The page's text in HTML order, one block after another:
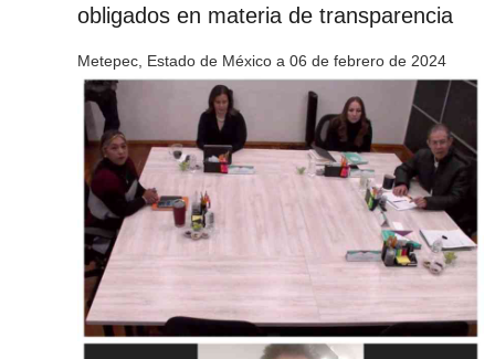
obligados en materia de transparencia
Metepec, Estado de México a 06 de febrero de 2024